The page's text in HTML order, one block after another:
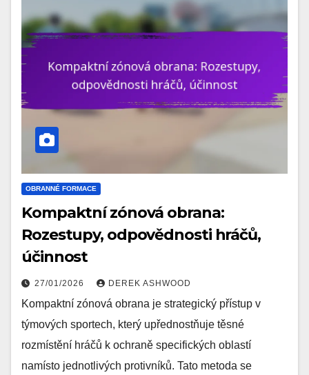
OBRANNÉ FORMACE
Kompaktní zónová obrana:
Rozestupy, odpovědnosti hráčů,
účinnost
27/01/2026 DEREK ASHWOOD
Kompaktní zónová obrana je strategický přístup v
týmových sportech, který upřednostňuje těsné
rozmístění hráčů k ochraně specifických oblastí
namísto jednotlivých protivníků. Tato metoda se